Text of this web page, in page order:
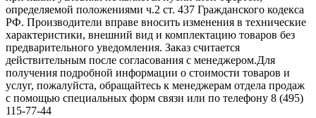
определяемой положениями ч.2 ст. 437 Гражданского кодекса
РФ. Производители вправе вносить изменения в технические
характеристики, внешний вид и комплектацию товаров без
предварительного уведомления. Заказ считается
действительным после согласования с менеджером.Для
получения подробной информации о стоимости товаров и
услуг, пожалуйста, обращайтесь к менеджерам отдела продаж
с помощью специальных форм связи или по телефону 8 (495)
115-77-44